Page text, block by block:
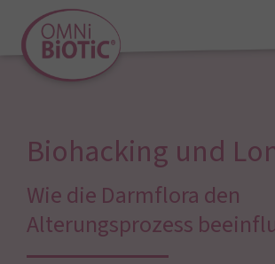
Biohacking und
Wie die Darmflora den
Alterungsprozess